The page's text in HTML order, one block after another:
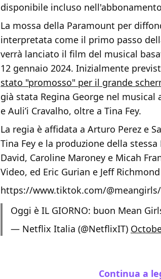
disponibile incluso
La mossa della Paramount per
interpretata come il primo passo
verrà lanciato il film del musical
12 gennaio 2024. Inizialmente
stato "promosso" per il grande
già stata Regina George nel musical
e Auli’i Cravalho, oltre a Tina Fey.
La regia è affidata a Arturo Perez e
Tina Fey e la produzione della
David, Caroline Maroney e Micah
Video, ed Eric Gurian e Jeff
https://www.tiktok.com/@meangirls/
Oggi è IL GIORNO: buon Mean
— Netflix Italia (@NetflixIT)
Continua a